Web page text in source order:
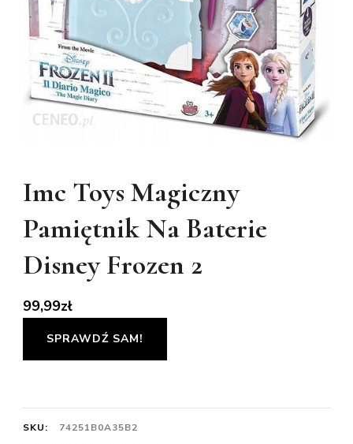
Imc Toys Magiczny
Pamiętnik Na Baterie
Disney Frozen 2
99,99zł
SPRAWDŹ SAM!
SKU:
74251B0A35B2